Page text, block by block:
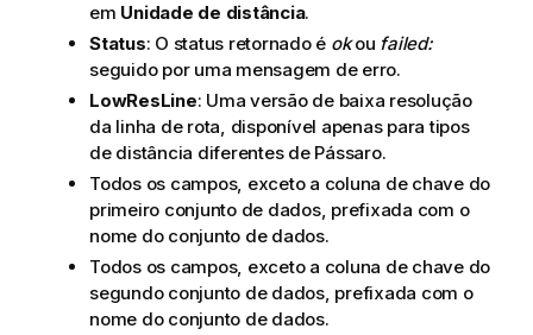
em Unidade de distância.
Status: O status retornado é okou failed:
seguido por uma mensagem de erro.
LowResLine: Uma versão de baixa resolução
da linha de rota, disponível apenas para tipos
de distância diferentes de Pássaro.
Todos os campos, exceto a coluna de chave do
primeiro conjunto de dados, prefixada com o
nome do conjunto de dados.
Todos os campos, exceto a coluna de chave do
segundo conjunto de dados, prefixada com o
nome do conjunto de dados.